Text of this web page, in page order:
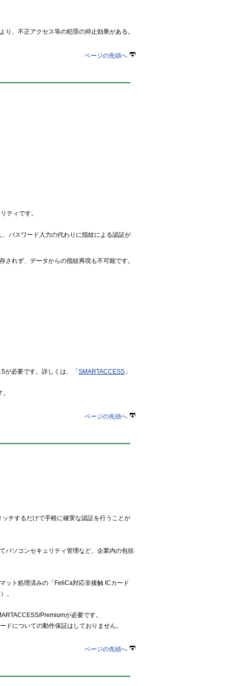
、不正アクセス等の犯罪の抑止効果がある。
ページの先頭へ
ティです。
パスワード入力の代わりに指紋による認証が
れず、データからの指紋再現も不可能です。
が必要です。詳しくは、「SMARTACCESS 」
ページの先頭へ
チするだけで手軽に確実な認証を行うことが
パソコンセキュリティ管理など、企業内の包括
ット処理済みの「FeliCa対応非接触 ICカード
。
Premiumが必要です。
についての動作保証はしておりません。
ページの先頭へ